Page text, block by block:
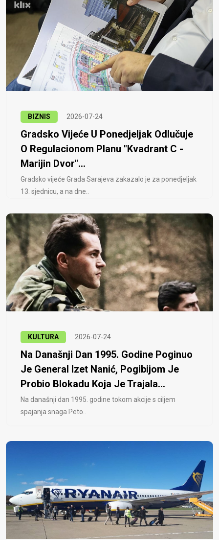
BIZNIS 2026-07-24
Gradsko Vijeće U Ponedjeljak Odlučuje
O Regulacionom Planu "Kvadrant C -
Marijin Dvor"...
Gradsko vijeće Grada Sarajeva zakazalo je za ponedjeljak
13. sjednicu, a na dne..
KULTURA 2026-07-24
Na Današnji Dan 1995. Godine Poginuo
Je General Izet Nanić, Pogibijom Je
Probio Blokadu Koja Je Trajala...
Na današnji dan 1995. godine tokom akcije s ciljem
spajanja snaga Peto..